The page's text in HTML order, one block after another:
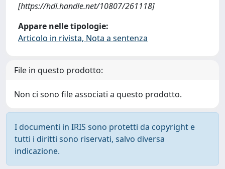
[https://hdl.handle.net/10807/261118]
Appare nelle tipologie:
Articolo in rivista, Nota a sentenza
File in questo prodotto:
Non ci sono file associati a questo prodotto.
I documenti in IRIS sono protetti da copyright e
tutti i diritti sono riservati, salvo diversa
indicazione.